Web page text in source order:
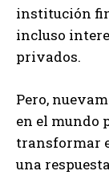
institución
incluso
privados.
Pero,
en el mundo
transformar
una